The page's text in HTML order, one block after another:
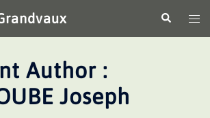
le
Author :
Joseph